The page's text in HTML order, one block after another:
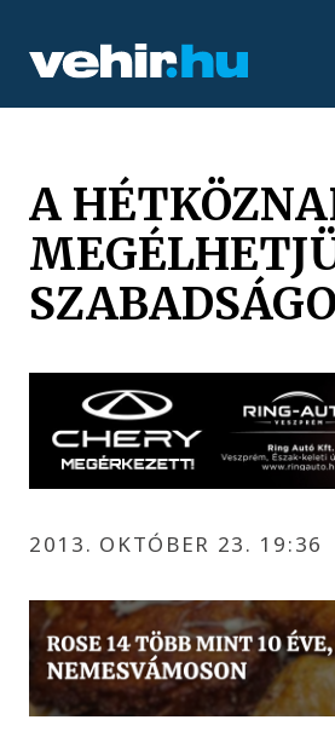
A
2013. OKTÓBER 23. 19:36